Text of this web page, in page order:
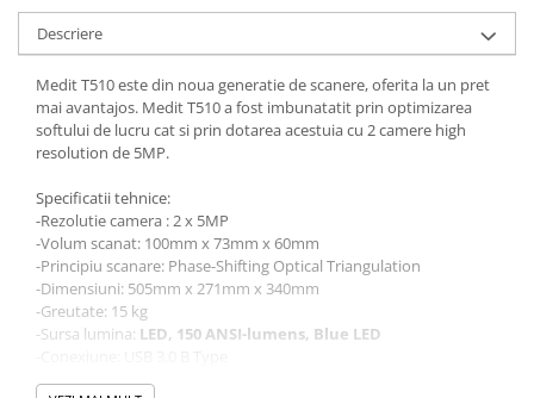
Descriere
Medit T510 este din noua generatie de scanere, oferita la un pret
mai avantajos. Medit T510 a fost imbunatatit prin optimizarea
softului de lucru cat si prin dotarea acestuia cu 2 camere high
resolution de 5MP.
Specificatii tehnice:
-Rezolutie camera : 2 x 5MP
-Volum scanat: 100mm x 73mm x 60mm
-Principiu scanare: Phase-Shifting Optical Triangulation
-Dimensiuni: 505mm x 271mm x 340mm
-Greutate: 15 kg
-Sursa lumina: LED, 150 ANSI-lumens, Blue LED
-Viteza de scanare (arcada): 12 sec